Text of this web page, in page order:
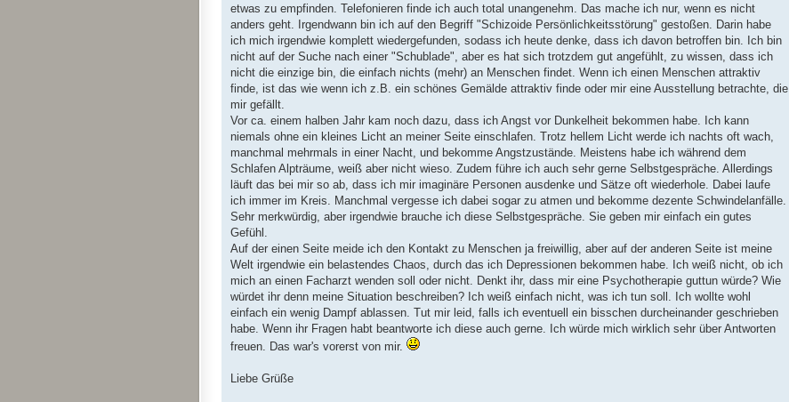
etwas zu empfinden. Telefonieren finde ich auch total unangenehm. Das mache ich nur, wenn es nicht
anders geht. Irgendwann bin ich auf den Begriff "Schizoide Persönlichkeitsstörung" gestoßen. Darin habe
ich mich irgendwie komplett wiedergefunden, sodass ich heute denke, dass ich davon betroffen bin. Ich bin
nicht auf der Suche nach einer "Schublade", aber es hat sich trotzdem gut angefühlt, zu wissen, dass ich
nicht die einzige bin, die einfach nichts (mehr) an Menschen findet. Wenn ich einen Menschen attraktiv
finde, ist das wie wenn ich z.B. ein schönes Gemälde attraktiv finde oder mir eine Ausstellung betrachte, die
mir gefällt.
Vor ca. einem halben Jahr kam noch dazu, dass ich Angst vor Dunkelheit bekommen habe. Ich kann
niemals ohne ein kleines Licht an meiner Seite einschlafen. Trotz hellem Licht werde ich nachts oft wach,
manchmal mehrmals in einer Nacht, und bekomme Angstzustände. Meistens habe ich während dem
Schlafen Alpträume, weiß aber nicht wieso. Zudem führe ich auch sehr gerne Selbstgespräche. Allerdings
läuft das bei mir so ab, dass ich mir imaginäre Personen ausdenke und Sätze oft wiederhole. Dabei laufe
ich immer im Kreis. Manchmal vergesse ich dabei sogar zu atmen und bekomme dezente Schwindelanfälle.
Sehr merkwürdig, aber irgendwie brauche ich diese Selbstgespräche. Sie geben mir einfach ein gutes
Gefühl.
Auf der einen Seite meide ich den Kontakt zu Menschen ja freiwillig, aber auf der anderen Seite ist meine
Welt irgendwie ein belastendes Chaos, durch das ich Depressionen bekommen habe. Ich weiß nicht, ob ich
mich an einen Facharzt wenden soll oder nicht. Denkt ihr, dass mir eine Psychotherapie guttun würde? Wie
würdet ihr denn meine Situation beschreiben? Ich weiß einfach nicht, was ich tun soll. Ich wollte wohl
einfach ein wenig Dampf ablassen. Tut mir leid, falls ich eventuell ein bisschen durcheinander geschrieben
habe. Wenn ihr Fragen habt beantworte ich diese auch gerne. Ich würde mich wirklich sehr über Antworten
freuen. Das war's vorerst von mir.
Liebe Grüße